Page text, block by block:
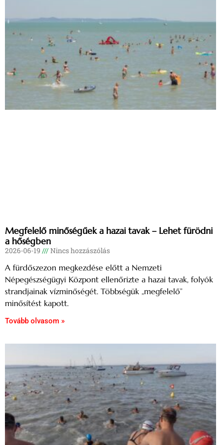
Megfelelő minőségűek a hazai tavak – Lehet fürödni
a hőségben
2026-06-19 Nincs hozzászólás
A fürdőszezon megkezdése előtt a Nemzeti
Népegészségügyi Központ ellenőrizte a hazai tavak, folyók
strandjainak vízminőségét. Többségük „megfelelő”
minősítést kapott.
Tovább olvasom »